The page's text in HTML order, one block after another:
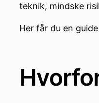
teknik, mindske
Her får du en